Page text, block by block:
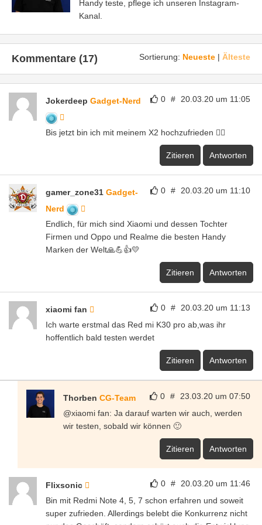
Handy teste, pflege ich unseren Instagram-
Kanal.
Sortierung: Neueste | Älteste
Kommentare (17)
0 # 20.03.20 um 11:05
Jokerdeep Gadget-Nerd
Bis jetzt bin ich mit meinem X2 hochzufrieden 👍🏻
Zitieren Antworten
0 # 20.03.20 um 11:10
gamer_zone31 Gadget-
Nerd
Endlich, für mich sind Xiaomi und dessen Tochter
Firmen und Oppo und Realme die besten Handy
Marken der Welt🙏💪👍💛
Zitieren Antworten
0 # 20.03.20 um 11:13
xiaomi fan
Ich warte erstmal das Red mi K30 pro ab,was ihr
hoffentlich bald testen werdet
Zitieren Antworten
0 # 23.03.20 um 07:50
Thorben CG-Team
@xiaomi fan: Ja darauf warten wir auch, werden
wir testen, sobald wir können 🙂
Zitieren Antworten
0 # 20.03.20 um 11:46
Flixsonic
Bin mit Redmi Note 4, 5, 7 schon erfahren und soweit
super zufrieden. Allerdings belebt die Konkurrenz nicht